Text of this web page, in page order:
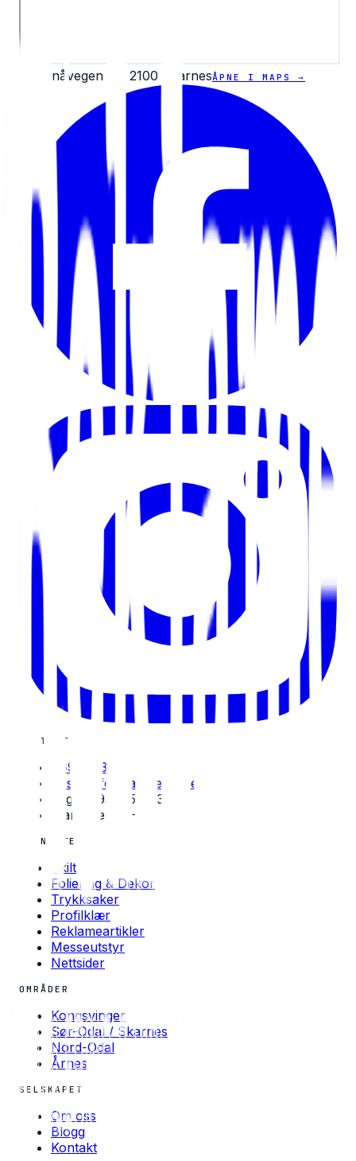
Diesenåvegen 35, 2100 SkarnesÅPNE I MAPS →
KONTAKT
469 47 391
post@informativreklame.no
Org.nr: 931 554 832
Man–Fre · 08–16
TJENESTER
Skilt
Foliering & Dekor
Trykksaker
Profilklær
Reklameartikler
Messeutstyr
Nettsider
OMRÅDER
Kongsvinger
Sør-Odal / Skarnes
Nord-Odal
Årnes
SELSKAPET
Om oss
Blogg
Kontakt